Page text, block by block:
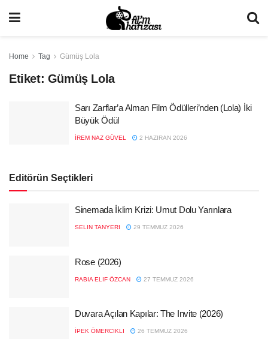
Home Tag Gümüş Lola
Etiket: Gümüş Lola
Sarı Zarflar’a Alman Film Ödülleri’nden (Lola) İki
Büyük Ödül
İREM NAZ GÜVEL 2 HAZIRAN 2026
Editörün Seçtikleri
Sinemada İklim Krizi: Umut Dolu Yarınlara
SELIN TANYERI 29 TEMMUZ 2026
Rose (2026)
RABIA ELIF ÖZCAN 27 TEMMUZ 2026
Duvara Açılan Kapılar: The Invite (2026)
İPEK ÖMERCIKLI 26 TEMMUZ 2026